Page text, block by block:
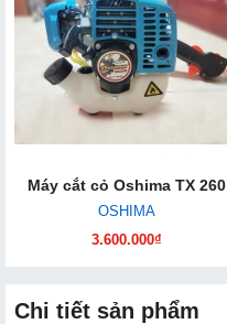
Máy cắt cỏ Oshima TX 260
OSHIMA
3.600.000₫
Chi tiết sản phẩm